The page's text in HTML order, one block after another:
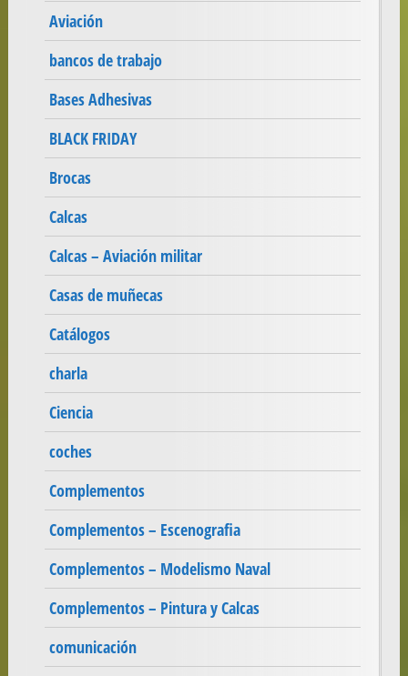
Aviación
bancos de trabajo
Bases Adhesivas
BLACK FRIDAY
Brocas
Calcas
Calcas – Aviación militar
Casas de muñecas
Catálogos
charla
Ciencia
coches
Complementos
Complementos – Escenografia
Complementos – Modelismo Naval
Complementos – Pintura y Calcas
comunicación